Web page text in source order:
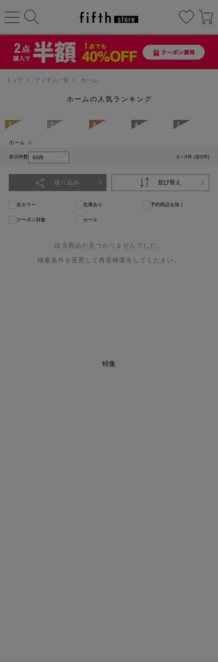
トップ > アイテム一覧 > ホーム
ホームの人気ランキング
1 2 3 4 5
ホーム
表示件数 0～0件 (全0件)
絞り込み 並び替え
全カラー 在庫あり 予約商品を除く
クーポン対象 セール
該当商品が見つかりませんでした。
検索条件を変更して再度検索をしてください。
特集